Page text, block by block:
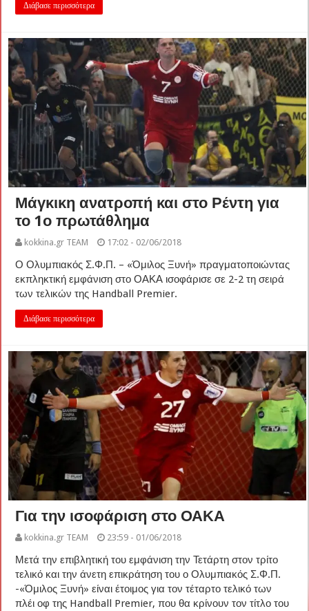
Διάβασε περισσότερα
Μάγκικη ανατροπή και στο Ρέντη για
το 1ο πρωτάθλημα
kokkina.gr TEAM 17:02 - 02/06/2018
Ο Ολυμπιακός Σ.Φ.Π. – «Όμιλος Ξυνή» πραγματοποιώντας
εκπληκτική εμφάνιση στο ΟΑΚΑ ισοφάρισε σε 2-2 τη σειρά
των τελικών της Handball Premier.
Διάβασε περισσότερα
Για την ισοφάριση στο ΟΑΚΑ
kokkina.gr TEAM 23:59 - 01/06/2018
Μετά την επιβλητική του εμφάνιση την Τετάρτη στον τρίτο
τελικό και την άνετη επικράτηση του ο Ολυμπιακός Σ.Φ.Π.
-«Όμιλος Ξυνή» είναι έτοιμος για τον τέταρτο τελικό των
πλέι οφ της Handball Premier, που θα κρίνουν τον τίτλο του